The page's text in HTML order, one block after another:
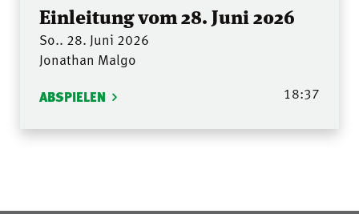
Einleitung vom 28. Juni 2026
So.. 28. Juni 2026
Jonathan Malgo
ABSPIELEN 18:37